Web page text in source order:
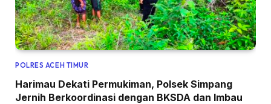
POLRES ACEH TIMUR
Harimau Dekati Permukiman, Polsek Simpang
Jernih Berkoordinasi dengan BKSDA dan Imbau